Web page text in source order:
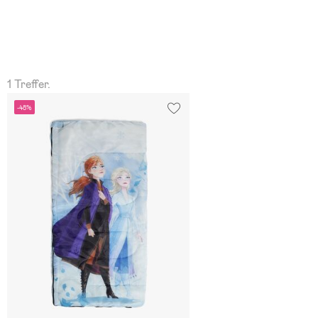
1 Treffer.
-48%